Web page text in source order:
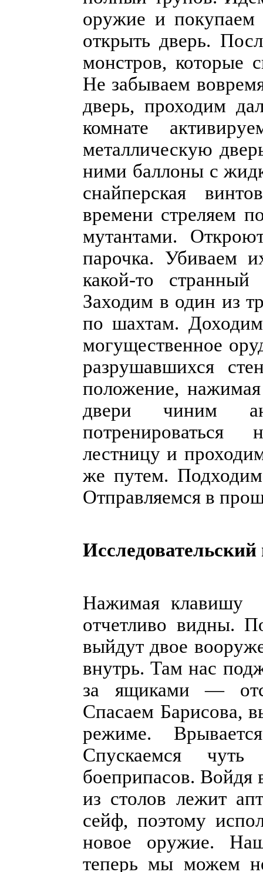
оружие и
открыть дверь.
монстров, которые
Не забываем
дверь, проходим
комнате
металлическую
ними баллоны с
снайперская
времени стреляем
мутантами.
парочка. Убиваем
какой-то
Заходим в один из
по шахтам.
могущественное
разрушавшихся
положение,
двери чиним
потренироваться
лестницу и
же путем.
Отправляемся в
Нажимая клавишу
отчетливо видны.
выйдут двое
внутрь. Там нас
за ящиками —
Спасаем Барисова,
режиме.
Спускаемся
боеприпасов. Войдя
из столов лежит
сейф, поэтому
новое оружие.
теперь мы можем